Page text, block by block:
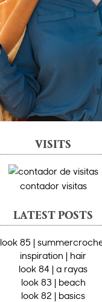
VISITS
contador visitas
LATEST POSTS
look 85 |
inspiration | hair
look 84 | a rayas
look 83 | beach
look 82 | basics